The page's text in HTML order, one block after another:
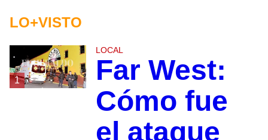
LO+VISTO
1
LOCAL
Far West:
Cómo fue
el ataque